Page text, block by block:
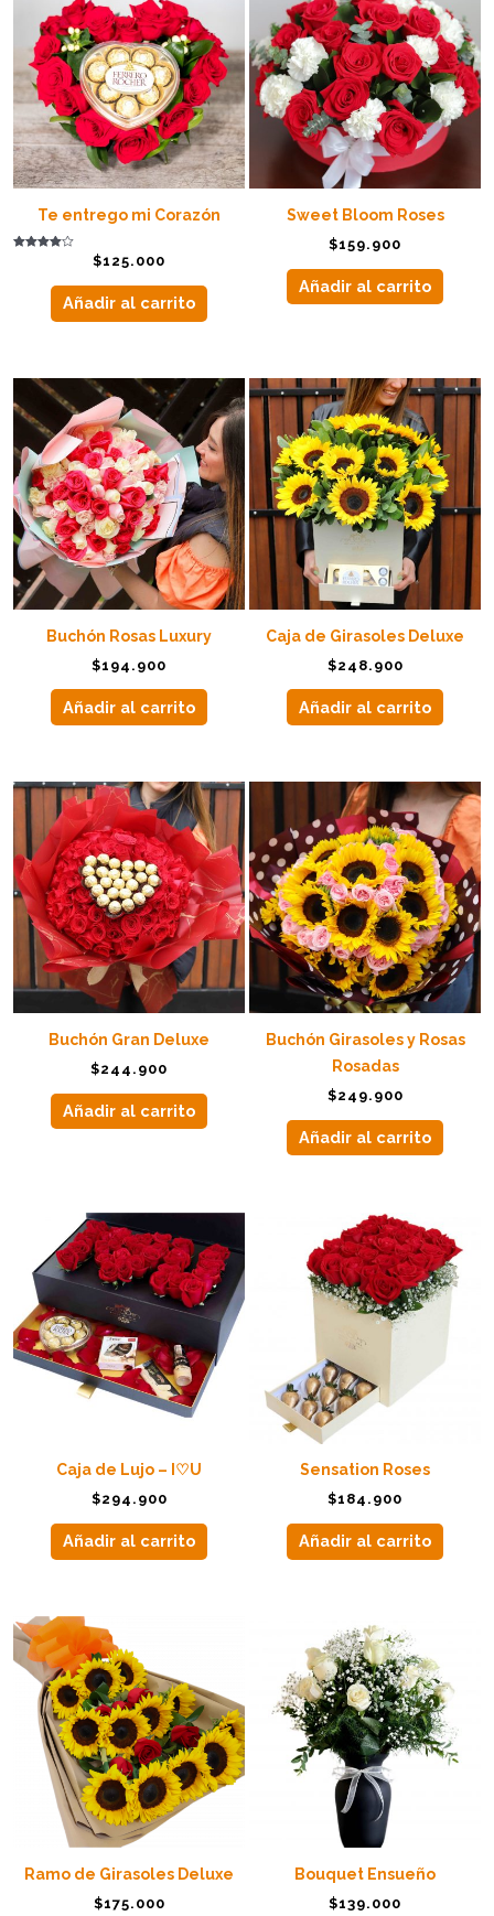
Te entrego mi Corazón
$125.000
Añadir al carrito
Sweet Bloom Roses
$159.900
Añadir al carrito
Buchón Rosas Luxury
$194.900
Añadir al carrito
Caja de Girasoles Deluxe
$248.900
Añadir al carrito
Buchón Gran Deluxe
$244.900
Añadir al carrito
Buchón Girasoles y Rosas
Rosadas
$249.900
Añadir al carrito
Caja de Lujo – I♡U
$294.900
Añadir al carrito
Sensation Roses
$184.900
Añadir al carrito
Ramo de Girasoles Deluxe
$175.000
Bouquet Ensueño
$139.000